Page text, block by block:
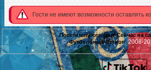
Гости не имеют возможности оставлять
Посетители сегодня Сейчас на
© Футбольный Легион 2008-